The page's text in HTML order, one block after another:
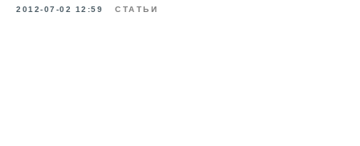
2012-07-02 12:59 СТАТЬИ